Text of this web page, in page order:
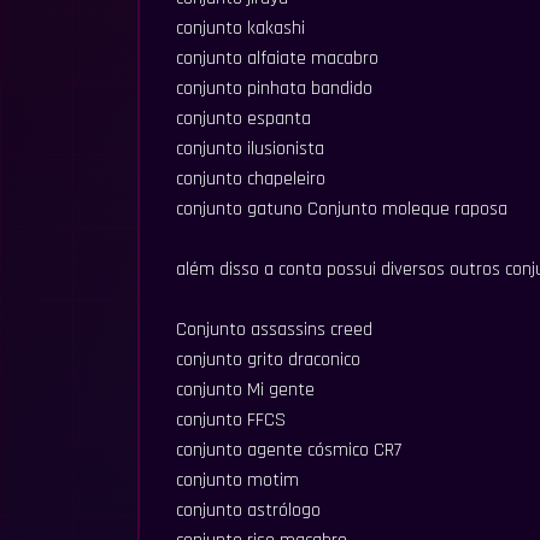
conjunto kakashi
conjunto alfaiate macabro
conjunto pinhata bandido
conjunto espanta
conjunto ilusionista
conjunto chapeleiro
conjunto gatuno Conjunto moleque raposa
além disso a conta possui diversos outros
Conjunto assassins creed
conjunto grito draconico
conjunto Mi gente
conjunto FFCS
conjunto agente cósmico CR7
conjunto motim
conjunto astrólogo